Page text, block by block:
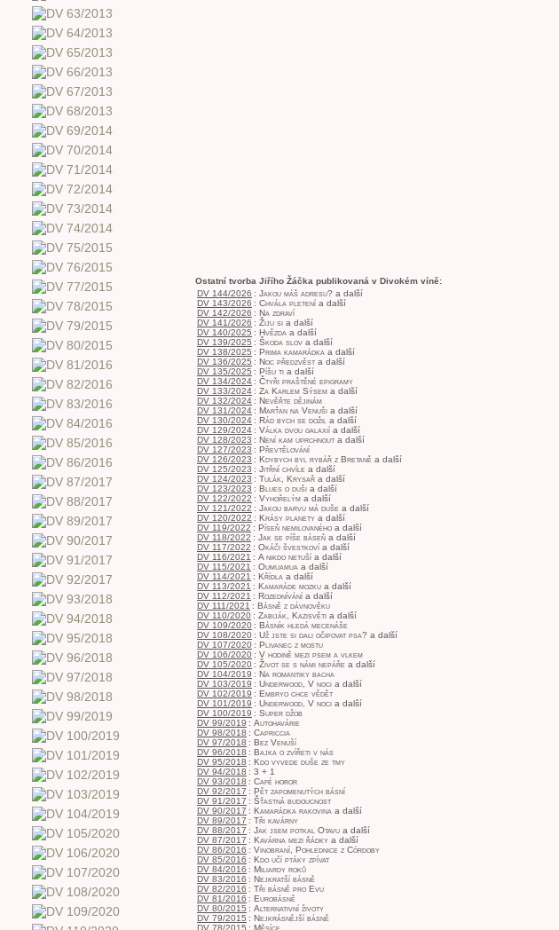
Ostatní tvorba Jiřího Žáčka publikovaná v Divokém víně:
DV 144/2026 : Jakou máš adresu? a další
DV 143/2026 : Chvála pletení a další
DV 142/2026 : Na zdraví
DV 141/2026 : Žiju si a další
DV 140/2025 : Hvězda a další
DV 139/2025 : Škoda slov a další
DV 138/2025 : Prima kamarádka a další
DV 136/2025 : Noc předzvěst a další
DV 135/2025 : Píšu ti a další
DV 134/2024 : Čtyři praštěné epigramy
DV 133/2024 : Za Karlem Sýsem a další
DV 132/2024 : Nevěřte dějinám
DV 131/2024 : Marťan na Venuši a další
DV 130/2024 : Rád bych se dožil a další
DV 129/2024 : Válka dvou galaxií a další
DV 128/2023 : Není kam uprchnout a další
DV 127/2023 : Převtělování
DV 126/2023 : Kdybych byl rybář z Bretaně a další
DV 125/2023 : Jitřní chvíle a další
DV 124/2023 : Tulák, Krysař a další
DV 123/2023 : Blues o duši a další
DV 122/2022 : Vyhořelým a další
DV 121/2022 : Jakou barvu má duše a další
DV 120/2022 : Krásy planety a další
DV 119/2022 : Píseň nemilovaného a další
DV 118/2022 : Jak se píše báseň a další
DV 117/2022 : Okáči švestkoví a další
DV 116/2021 : A nikdo netuší a další
DV 115/2021 : Oumuamua a další
DV 114/2021 : Křídla a další
DV 113/2021 : Kamaráde mozku a další
DV 112/2021 : Rozednívání a další
DV 111/2021 : Básně z dávnověku
DV 110/2020 : Zabiják, Kazisvěti a další
DV 109/2020 : Básník hledá mecenáše
DV 108/2020 : Už jste si dali očipovat psa? a další
DV 107/2020 : Plivanec z mostu
DV 106/2020 : V hodině mezi psem a vlkem
DV 105/2020 : Život se s námi nepáře a další
DV 104/2019 : Na romantiky bacha
DV 103/2019 : Underwood, V noci a další
DV 102/2019 : Embryo chce vědět
DV 101/2019 : Underwood, V noci a další
DV 100/2019 : Super džob
DV 99/2019 : Autohavárie
DV 98/2018 : Capriccia
DV 97/2018 : Bez Venuší
DV 96/2018 : Bajka o zvířeti v nás
DV 95/2018 : Kdo vyvede duše ze tmy
DV 94/2018 : 3 + 1
DV 93/2018 : Café horor
DV 92/2017 : Pět zapomenutých básní
DV 91/2017 : Šťastná budoucnost
DV 90/2017 : Kamarádka rakovina a další
DV 89/2017 : Tři kavárny
DV 88/2017 : Jak jsem potkal Otavu a další
DV 87/2017 : Kavárna mezi řádky a další
DV 86/2016 : Vinobraní, Pohlednice z Córdoby
DV 85/2016 : Kdo učí ptáky zpívat
DV 84/2016 : Miliardy roků
DV 83/2016 : Nejkratší básně
DV 82/2016 : Tři básně pro Evu
DV 81/2016 : Eurobásně
DV 80/2015 : Alternativní životy
DV 79/2015 : Nejkrásnější básně
DV 78/2015 : Měsíce